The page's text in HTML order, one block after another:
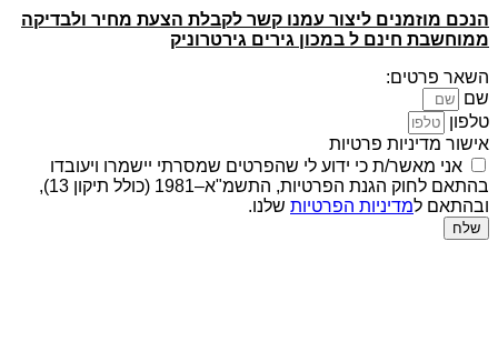
הנכם מוזמנים ליצור עמנו קשר לקבלת הצעת מחיר ולבדיקה
ממוחשבת חינם ל במכון גירים גירטרוניק
השאר פרטים:
שם
טלפון
אישור מדיניות פרטיות
אני מאשר/ת כי ידוע לי שהפרטים שמסרתי יישמרו ויעובדו
בהתאם לחוק הגנת הפרטיות, התשמ"א–1981 (כולל תיקון 13),
ובהתאם למדיניות הפרטיות שלנו.
שלח